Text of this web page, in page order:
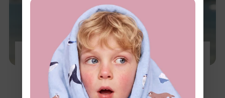
10 Beste Badeanzüge für Mädchen für
Sommer-Spaß (UPF 50, Disney & Mehr)
4. Jun 2026